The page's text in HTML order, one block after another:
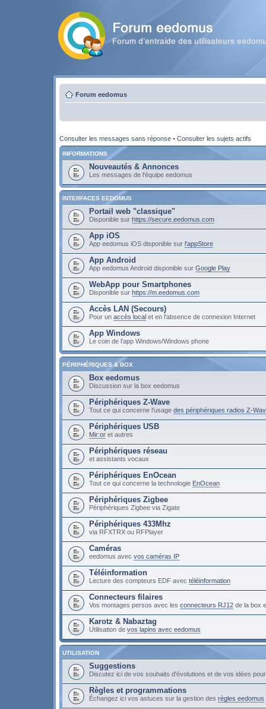
Forum eedomus
Consulter les messages sans réponse • Consulter les sujets actifs
INFORMATIONS
Nouveautés & Annonces
Les messages de l'équipe eedomus
INTERFACES EEDOMUS
Portail web "classique"
Disponible sur https://secure.eedomus.com
App iOS
App eedomus iOS disponible sur l'appStore
App Android
App eedomus Android disponible sur Google Play
WebApp pour Smartphones
Disponible sur https://m.eedomus.com
Accès LAN (Secours)
Pour un accès local et en l'absence de connexion Internet
App Windows
Le coin de l'app Windows/Windows phone
PÉRIPHÉRIQUES & BOX
Box eedomus
Discussion sur la box eedomus
Périphériques Z-Wave
Tout ce qui concerne l'usage des périphériques radios Z-
Périphériques USB
Mir:or et autres
Périphériques réseau
et assistants vocaux
Périphériques EnOcean
Tout ce qui concerne la technologie EnOcean
Périphériques Zigbee
Périphériques Zigbee via Zigate
Périphériques 433Mhz
via RFXTRX ou RFPlayer
Caméras
eedomus avec vos caméras IP
Téléinformation
Lecture des compteurs EDF avec téléinformation
Connecteurs filaires
Vos montages persos avec les connecteurs RJ12 de la box
Karotz & Nabaztag
Utilisation de vos lapins avec eedomus
UTILISATION
Suggestions
Discutez ici de vos souhaits d'évolutions et de vos idées
Règles et programmations
Échangez ici vos astuces sur la gestion des règles eedomus